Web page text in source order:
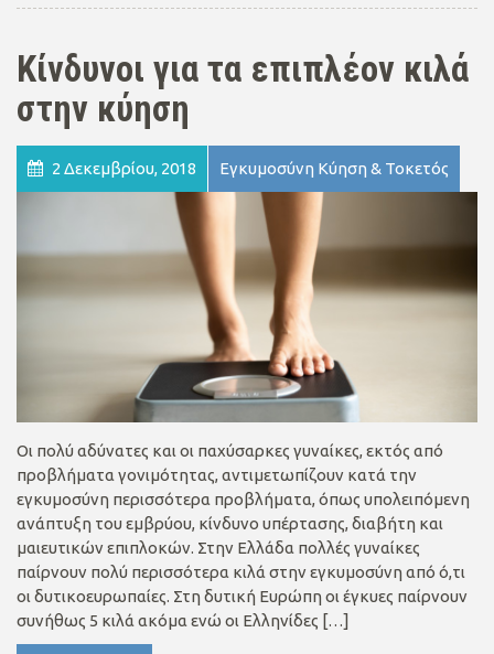
Κίνδυνοι για τα επιπλέον κιλά
στην κύηση
2 Δεκεμβρίου, 2018 Εγκυμοσύνη Κύηση & Τοκετός
Οι πολύ αδύνατες και οι παχύσαρκες γυναίκες, εκτός από
προβλήματα γονιμότητας, αντιμετωπίζουν κατά την
εγκυμοσύνη περισσότερα προβλήματα, όπως υπολειπόμενη
ανάπτυξη του εμβρύου, κίνδυνο υπέρτασης, διαβήτη και
μαιευτικών επιπλοκών. Στην Ελλάδα πολλές γυναίκες
παίρνουν πολύ περισσότερα κιλά στην εγκυμοσύνη από ό,τι
οι δυτικοευρωπαίες. Στη δυτική Ευρώπη οι έγκυες παίρνουν
συνήθως 5 κιλά ακόμα ενώ οι Ελληνίδες […]